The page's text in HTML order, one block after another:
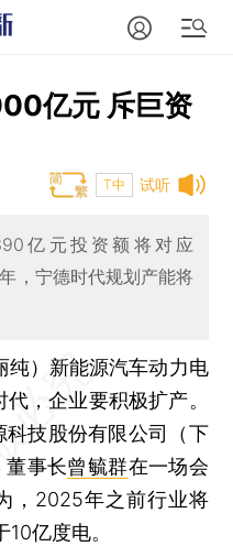
亿元 斥巨资
试听
T中
亿元投资额将对应
，宁德时代规划产能将
） 新能源汽车动力电
，企业要积极扩产。
科技股份有限公司（下
董事长曾毓群在一场会
，2025年之前行业将
亿度电。